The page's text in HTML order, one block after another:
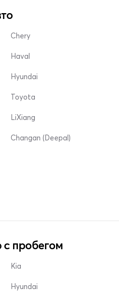
Chery
Haval
Hyundai
Toyota
LiXiang
Changan (Deepal)
пробегом
Kia
Hyundai